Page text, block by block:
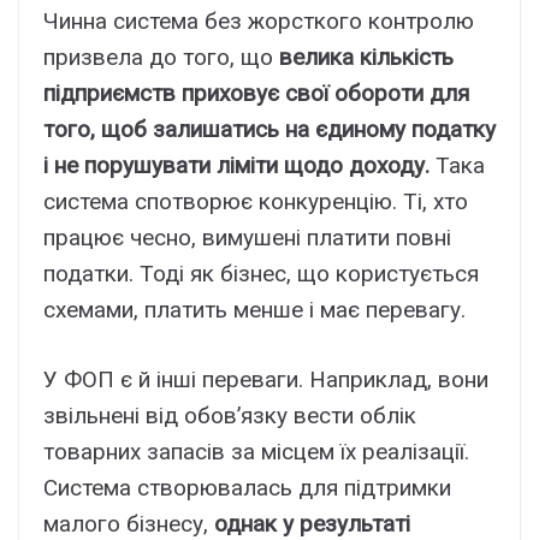
Чинна система без жорсткого контролю
призвела до того, що велика кількість
підприємств приховує свої обороти для
того, щоб залишатись на єдиному податку
і не порушувати ліміти щодо доходу. Така
система спотворює конкуренцію. Ті, хто
працює чесно, вимушені платити повні
податки. Тоді як бізнес, що користується
схемами, платить менше і має перевагу.
У ФОП є й інші переваги. Наприклад, вони
звільнені від обов’язку вести облік
товарних запасів за місцем їх реалізації.
Система створювалась для підтримки
малого бізнесу, однак у результаті